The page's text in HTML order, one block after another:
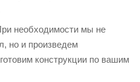
необходимости мы не
но и произведем
конструкции по вашим